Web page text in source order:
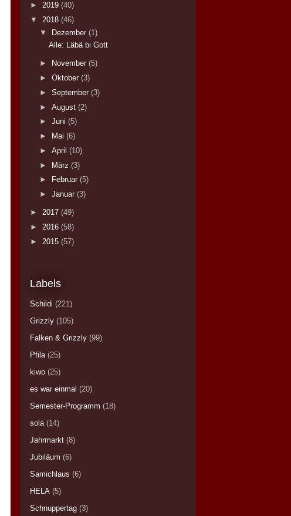
► 2019 (40)
▼ 2018 (46)
▼ Dezember (1)
Alle: Läbä bi Gott
► November (5)
► Oktober (3)
► September (3)
► August (2)
► Juni (5)
►
Mai (6)
► April (10)
► März (3)
►
Februar (5)
► Januar (3)
► 2017 (49)
► 2016 (58)
► 2015 (57)
Labels
Schildi (221)
Grizzly (105)
Falken & Grizzly (99)
Pfila (25)
kiwo (25)
es war einmal (20)
Semester-Programm (18)
sola (14)
Jahrmarkt (8)
Jubiläum (6)
Samichlaus (6)
HELA (5)
Schnuppertag (3)